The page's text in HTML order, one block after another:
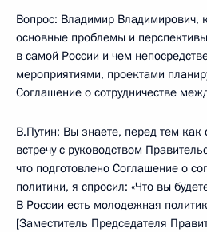
Вопрос: Владимир Владимирович,
основные проблемы и
в самой России и чем
мероприятиями, проектами
Соглашение о сотрудничестве
В.Путин: Вы знаете, перед тем как
встречу с руководством
что подготовлено Соглашение о
политики, я спросил: «Что вы
В России есть молодежная
[Заместитель Председателя